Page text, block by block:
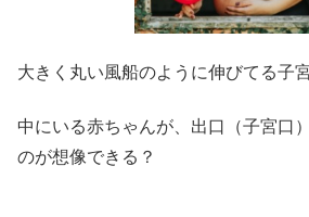
大きく丸い風船のように伸びてる子
中にいる赤ちゃんが、出口（子宮口
のが想像できる？